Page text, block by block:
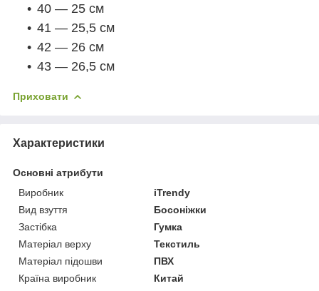
40 — 25 см
41 — 25,5 см
42 — 26 см
43 — 26,5 см
Приховати
Характеристики
Основні атрибути
Виробник
iTrendy
Вид взуття
Босоніжки
Застібка
Гумка
Матеріал верху
Текстиль
Матеріал підошви
ПВХ
Країна виробник
Китай